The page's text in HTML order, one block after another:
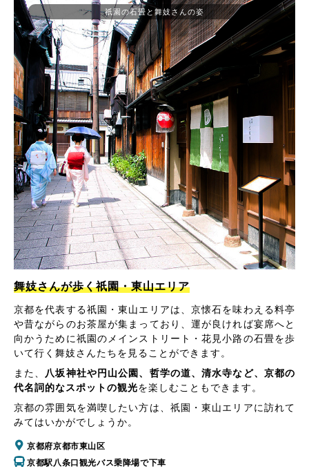
舞妓さんが歩く祇園・東山エリア
京都を代表する祇園・東山エリアは、京懐石を味わえる料亭
や昔ながらのお茶屋が集まっており、運が良ければ宴席へと
向かうために祇園のメインストリート・花見小路の石畳を歩
いて行く舞妓さんたちを見ることができます。
また、
八坂神社や円山公園、哲学の道、清水寺など、京都の
代名詞的なスポットの観光を楽しむこともできます。
京都の雰囲気を満喫したい方は、祇園・東山エリアに訪れて
みてはいかがでしょうか。
京都府京都市東山区
京都駅八条口観光バス乗降場で下車
祇園の石畳と舞妓さんの姿